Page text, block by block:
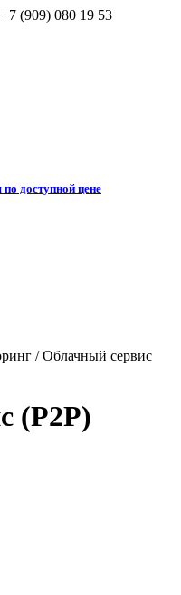
+7 (909) 080 19 53
доступной цене
/ Облачный сервис
(P2P)